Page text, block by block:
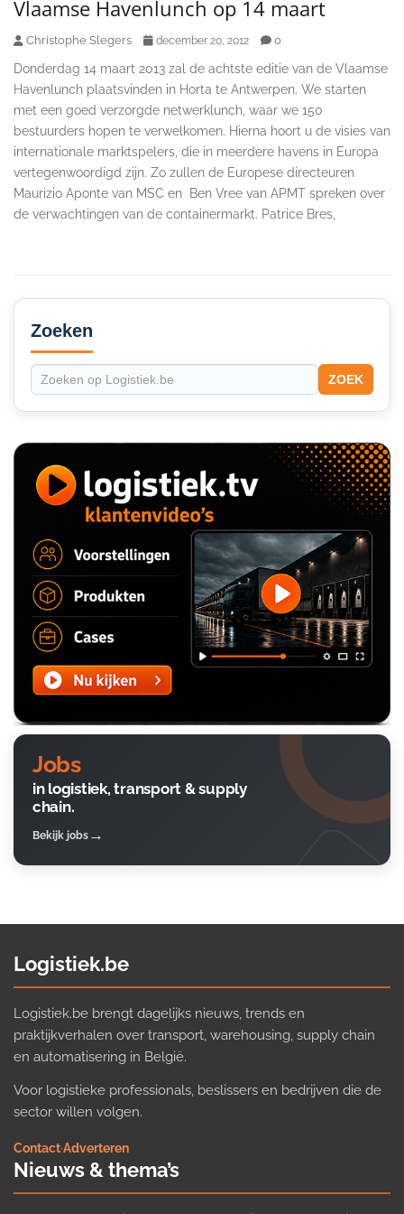
Vlaamse Havenlunch op 14 maart
Christophe Slegers december 20, 2012 0
Donderdag 14 maart 2013 zal de achtste editie van de Vlaamse
Havenlunch plaatsvinden in Horta te Antwerpen. We starten
met een goed verzorgde netwerklunch, waar we 150
bestuurders hopen te verwelkomen. Hierna hoort u de visies van
internationale marktspelers, die in meerdere havens in Europa
vertegenwoordigd zijn. Zo zullen de Europese directeuren
Maurizio Aponte van MSC en Ben Vree van APMT spreken over
de verwachtingen van de containermarkt. Patrice Bres,
Secondary
Sidebar
Zoeken
ZOEK
Jobs
in logistiek, transport & supply
chain.
Bekijk jobs
Logistiek.be
Logistiek.be brengt dagelijks nieuws, trends en
praktijkverhalen over transport, warehousing, supply chain
en automatisering in België.
Voor logistieke professionals, beslissers en bedrijven die de
sector willen volgen.
Contact·Adverteren
Nieuws & thema’s